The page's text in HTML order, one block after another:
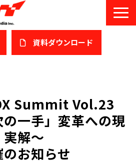
​資料ダウンロード
スガイド/お役立ち資料
ターゲット別で探す
Summit Vol.23
一手」変革への現
実解～
のお知らせ